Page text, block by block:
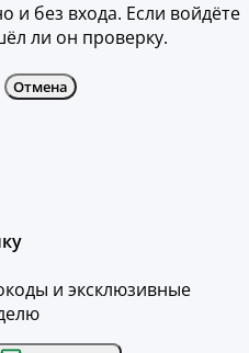
без входа. Если войдёте
ли он проверку.
Отмена
и эксклюзивные